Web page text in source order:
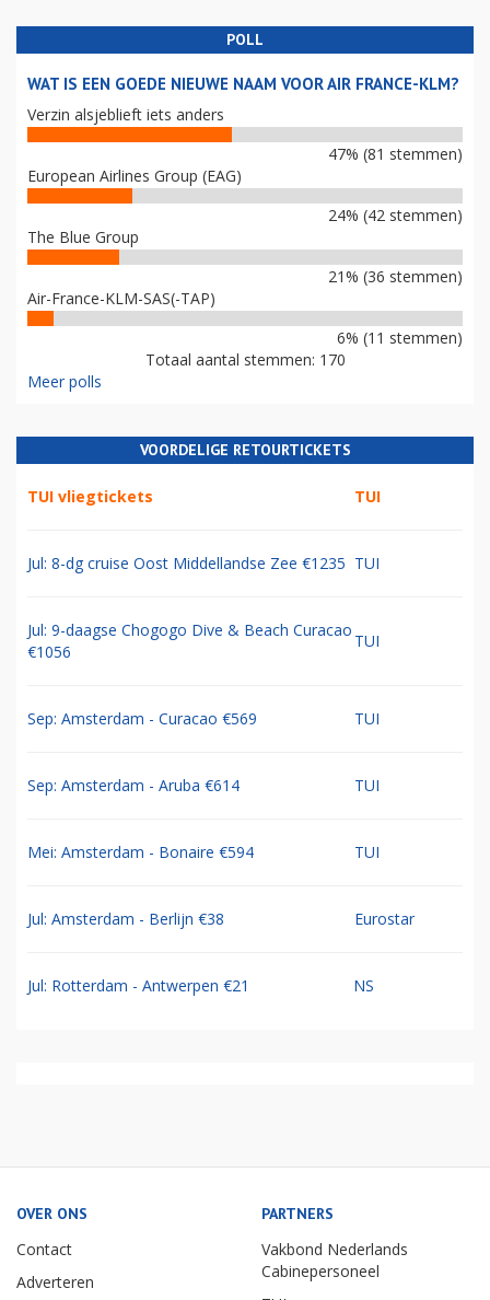
POLL
WAT IS EEN GOEDE NIEUWE NAAM VOOR AIR FRANCE-KLM?
Verzin alsjeblieft iets anders
47% (81 stemmen)
European Airlines Group (EAG)
24% (42 stemmen)
The Blue Group
21% (36 stemmen)
Air-France-KLM-SAS(-TAP)
6% (11 stemmen)
Totaal aantal stemmen: 170
Meer polls
VOORDELIGE RETOURTICKETS
TUI vliegtickets TUI
Jul: 8-dg cruise Oost Middellandse Zee €1235 TUI
Jul: 9-daagse Chogogo Dive & Beach Curacao
€1056
TUI
Sep: Amsterdam - Curacao €569 TUI
Sep: Amsterdam - Aruba €614 TUI
Mei: Amsterdam - Bonaire €594 TUI
Jul: Amsterdam - Berlijn €38 Eurostar
Jul: Rotterdam - Antwerpen €21 NS
OVER ONS
Contact
Adverteren
PARTNERS
Vakbond Nederlands
Cabinepersoneel